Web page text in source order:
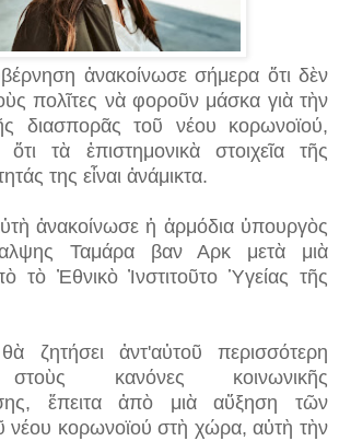
ἀνακοίνωσε σήμερα ὅτι δὲν
πολῖτες νὰ φοροῦν μάσκα γιὰ τὴν
διασπορᾶς τοῦ νέου κορωνοϊού,
ὅτι τὰ ἐπιστημονικὰ στοιχεῖα τῆς
της εἶναι ἀνάμικτα.
ἀνακοίνωσε ἡ ἁρμόδια ὑπουργὸς
Ταμάρα βαν Αρκ μετὰ μιὰ
τὸ Ἐθνικὸ Ἰνστιτοῦτο Ὑγείας τῆς
ζητήσει ἀντ'αὐτοῦ περισσότερη
κανόνες κοινωνικῆς
ἔπειτα ἀπὸ μιὰ αὔξηση τῶν
νέου κορωνοϊού στὴ χώρα, αὐτὴ τὴν